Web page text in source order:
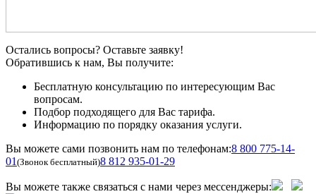
Остались вопросы? Оставьте заявку!
Обратившись к нам, Вы получите:
Бесплатную консультацию по интересующим Вас
вопросам.
Подбор подходящего для Вас тарифа.
Информацию по порядку оказания услуги.
Вы можете сами позвонить нам по телефонам:8 800 775-14-
01 (Звонок бесплатный)8 812 935-01-29
Вы можете также связаться с нами через мессенджеры: